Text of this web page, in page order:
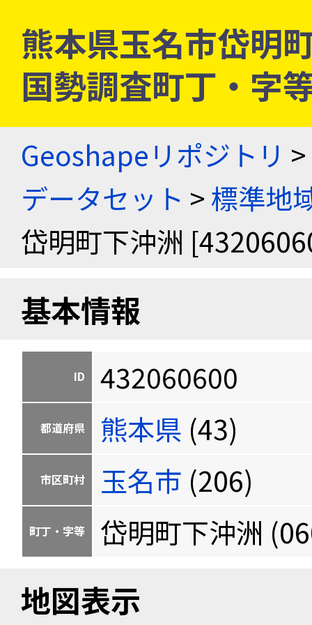
熊本県玉名市岱明
国勢調査町丁・字
Geoshapeリポジトリ >
データセット >標準地
岱明町下沖洲
基本情報
ID 432060600
都道府県 熊本県 (43)
市区町村 玉名市 (206)
町丁・字等 岱明町下沖洲
地図表示